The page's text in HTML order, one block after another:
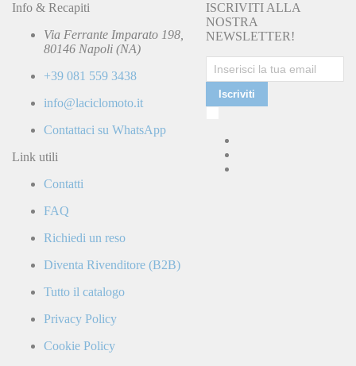
Info & Recapiti
Via Ferrante Imparato 198,
80146 Napoli (NA)
+39 081 559 3438
info@laciclomoto.it
Contattaci su WhatsApp
Link utili
Contatti
FAQ
Richiedi un reso
Diventa Rivenditore (B2B)
Tutto il catalogo
Privacy Policy
Cookie Policy
ISCRIVITI ALLA
NOSTRA
NEWSLETTER!
Iscriviti
e
accetto
la